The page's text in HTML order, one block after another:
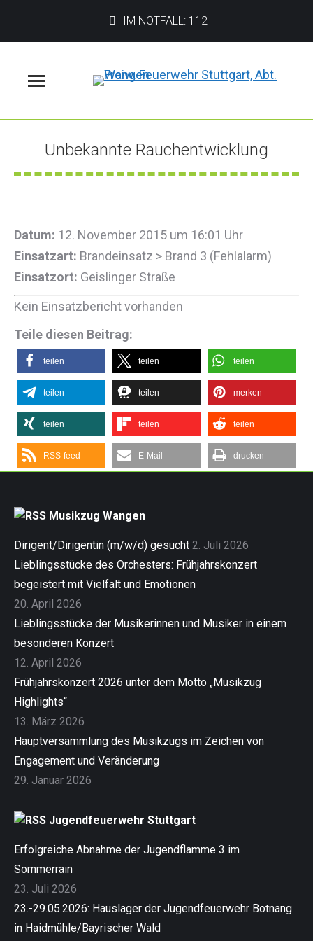
IM NOTFALL: 112
Unbekannte Rauchentwicklung
Sie befinden sich hier:
Datum: 12. November 2015 um 16:01 Uhr
Einsatzart: Brandeinsatz > Brand 3 (Fehlalarm)
Einsatzort: Geislinger Straße
Kein Einsatzbericht vorhanden
Teile diesen Beitrag:
teilen teilen teilen
teilen teilen merken
teilen teilen teilen
RSS-feed E-Mail drucken
Musikzug Wangen
Dirigent/Dirigentin (m/w/d) gesucht 2. Juli 2026
Lieblingsstücke des Orchesters: Frühjahrskonzert
begeistert mit Vielfalt und Emotionen
20. April 2026
Lieblingsstücke der Musikerinnen und Musiker in einem
besonderen Konzert
12. April 2026
Frühjahrskonzert 2026 unter dem Motto „Musikzug
Highlights“
13. März 2026
Hauptversammlung des Musikzugs im Zeichen von
Engagement und Veränderung
29. Januar 2026
Jugendfeuerwehr Stuttgart
Erfolgreiche Abnahme der Jugendflamme 3 im
Sommerrain
23. Juli 2026
23.-29.05.2026: Hauslager der Jugendfeuerwehr Botnang
in Haidmühle/Bayrischer Wald